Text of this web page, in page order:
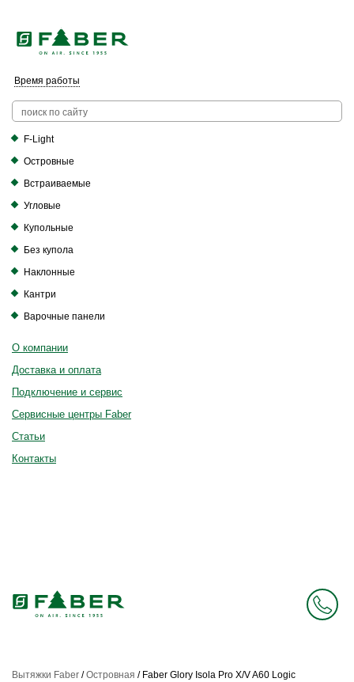
Время работы
F-Light
Островные
Встраиваемые
Угловые
Купольные
Без купола
Наклонные
Кантри
Варочные панели
О компании
Доставка и оплата
Подключение и сервис
Сервисные центры Faber
Статьи
Контакты
Вытяжки Faber /Островная / Faber Glory Isola Pro X/V A60 Logic